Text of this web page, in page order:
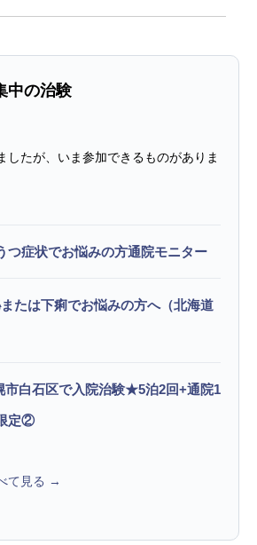
中の治験
したが、いま参加できるものがありま
つ症状でお悩みの方通院モニター
たは下痢でお悩みの方へ（北海道
白石区で入院治験★5泊2回+通院1
定②
て見る →